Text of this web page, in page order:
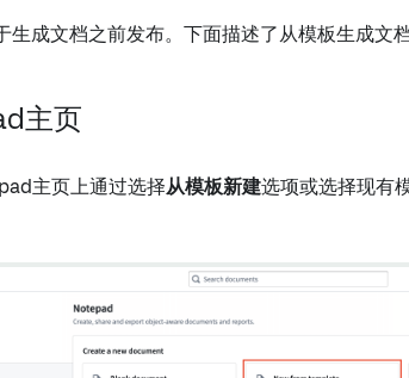
生成文档之前发布。下面描述了从模板生成文档
主页
主页上通过选择从模板新建选项或选择现有